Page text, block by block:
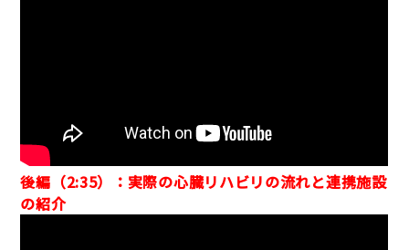
後編（2:35）：実際の心臓リハビリの流れと連携施設
の紹介